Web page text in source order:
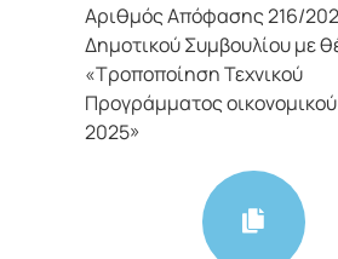
Αριθμός Απόφασης 216/
Δημοτικού Συμβουλίου με
«Τροποποίηση Τεχνικού
Προγράμματος
2025»